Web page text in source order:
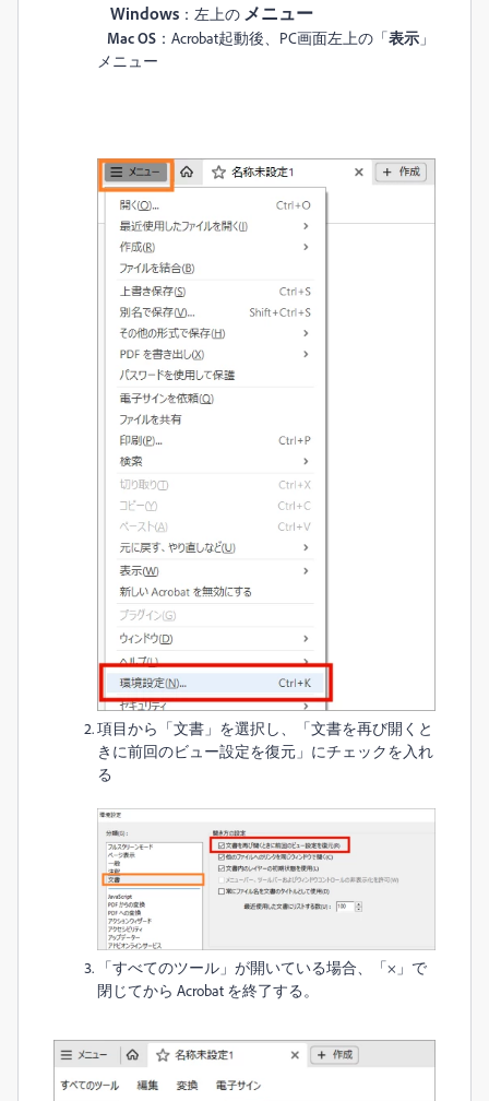
Windows ：左上の メニュー
Mac OS ：Acrobat起動後、PC画面左上の「表示 」
メニュー
項目から「文書」を選択し、「文書を再び開くと
きに前回のビュー設定を復元」にチェックを入れ
る
「すべてのツール」が開いている場合、「×」で
閉じてから Acrobat を終了する。